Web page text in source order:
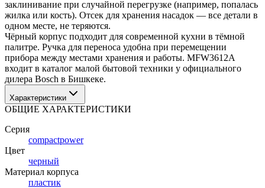
заклинивание при случайной перегрузке (например, попалась
жилка или кость). Отсек для хранения насадок — все детали в
одном месте, не теряются.
Чёрный корпус подходит для современной кухни в тёмной
палитре. Ручка для переноса удобна при перемещении
прибора между местами хранения и работы. MFW3612A
входит в каталог малой бытовой техники у официального
дилера Bosch в Бишкеке.
Характеристики
ОБЩИЕ ХАРАКТЕРИСТИКИ
Серия
compactpower
Цвет
черный
Материал корпуса
пластик